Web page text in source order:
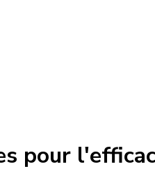
pour